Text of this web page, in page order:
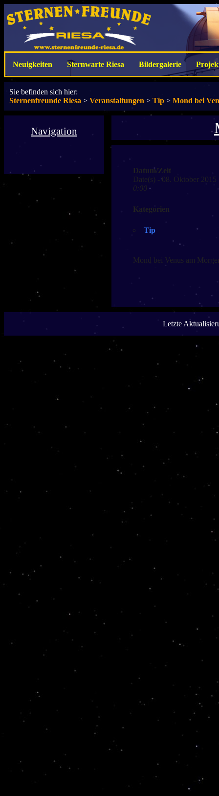
Neuigkeiten Sternwarte Riesa Bildergalerie
Sie befinden sich hier:
Sternenfreunde Riesa > Veranstaltungen > Tip > Mond bei
Navigation
Datum/Zeit
Date(s) - 08. Oktober 2015
0:00
Kategorien
Tip
Mond bei Venus am
Letzte